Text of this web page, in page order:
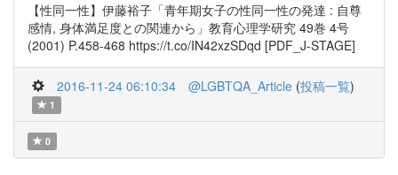
【性同一性】伊藤裕子「青年期女子の性同一性の発達 : 自尊
感情, 身体満足度との関連から」教育心理学研究 49巻 4号
(2001) P.458-468 https://t.co/IN42xzSDqd [PDF_J-STAGE]
2016-11-24 06:10:34 @LGBTQA_Article (投稿一覧)
1
0